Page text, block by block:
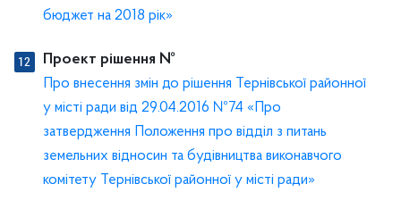
бюджет на 2018 рік»
Проект рішення №
Про внесення змін до рішення Тернівської районної
у місті ради від 29.04.2016 №74 «Про
затвердження Положення про відділ з питань
земельних відносин та будівництва виконавчого
комітету Тернівської районної у місті ради»